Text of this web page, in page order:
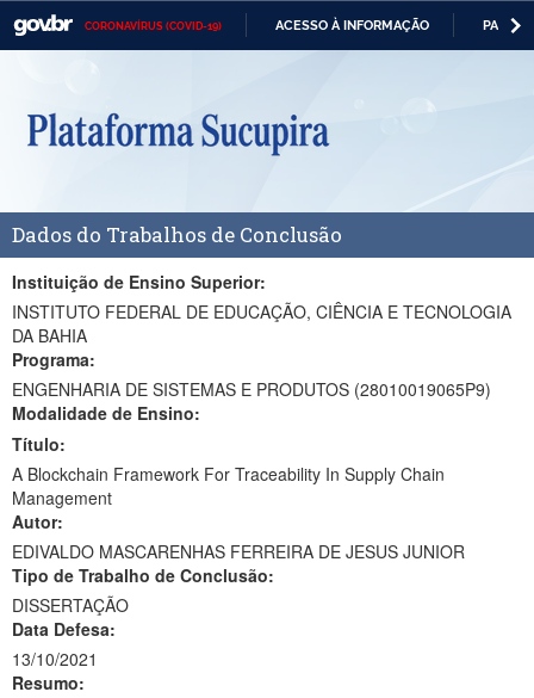
CORONAVÍRUS (COVID-19) ACESSO À INFORMAÇÃO
Casa Civil
Ministério da Defesa
Ministério da Economia
Ministério da Infraestrutura
Ministério da Agricultura, Pecuária e Abastecimento
Ministério da Educação
Ministério da Cidadania
Ministério da Saúde
Ministério de Minas e Energia
Ministério da Ciência, Tecnologia, Inovações e Comunicações
Ministério do Meio Ambiente
Ministério do Turismo
Dados do Trabalhos de Conclusão
Instituição de Ensino Superior:
INSTITUTO FEDERAL DE EDUCAÇÃO, CIÊNCIA E TECNOLOGIA
DA BAHIA
Programa:
ENGENHARIA DE SISTEMAS E PRODUTOS (28010019065P9)
Modalidade de Ensino:
Título:
A Blockchain Framework For Traceability In Supply Chain
Management
Autor:
EDIVALDO MASCARENHAS FERREIRA DE JESUS JUNIOR
Tipo de Trabalho de Conclusão:
DISSERTAÇÃO
Data Defesa:
13/10/2021
Resumo: